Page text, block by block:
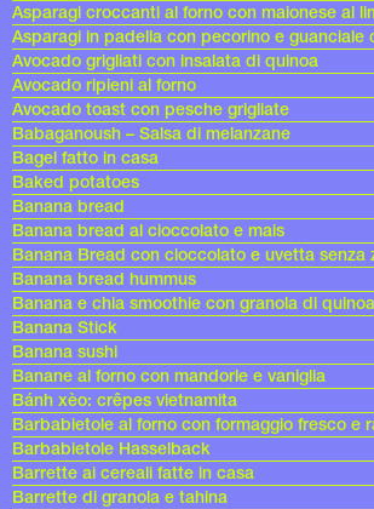
Asparagi croccanti al forno con maionese al
Asparagi in padella con pecorino e guanciale
Avocado grigliati con insalata di quinoa
Avocado ripieni al forno
Avocado toast con pesche grigliate
Babaganoush – Salsa di melanzane
Bagel fatto in casa
Baked potatoes
Banana bread
Banana bread al cioccolato e mais
Banana Bread con cioccolato e uvetta senza
Banana bread hummus
Banana e chia smoothie con granola di
Banana Stick
Banana sushi
Banane al forno con mandorle e vaniglia
Bánh xèo: crêpes vietnamita
Barbabietole al forno con formaggio fresco e
Barbabietole Hasselback
Barrette ai cereali fatte in casa
Barrette di granola e tahina